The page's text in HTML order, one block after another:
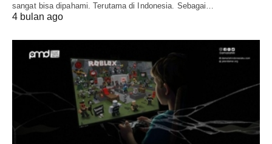
sangat bisa dipahami. Terutama di Indonesia. Sebagai…
4 bulan ago